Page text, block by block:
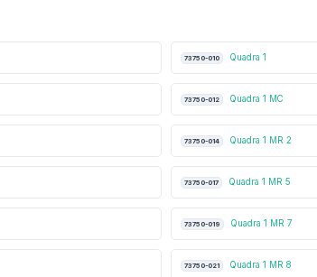
73750-010 Quadra 1
73750-012 Quadra 1 MC
73750-014 Quadra 1 MR 2
73750-017 Quadra 1 MR 5
73750-019 Quadra 1 MR 7
73750-021 Quadra 1 MR 8